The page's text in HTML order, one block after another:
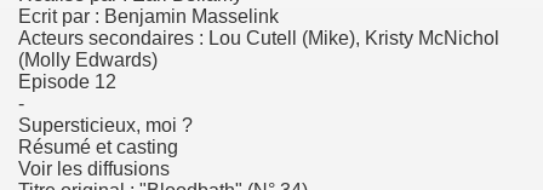
Ecrit par : Benjamin Masselink
Acteurs secondaires : Lou Cutell (Mike), Kristy McNichol
(Molly Edwards)
Episode 12
-
Supersticieux, moi ?
Résumé et casting
Voir les diffusions